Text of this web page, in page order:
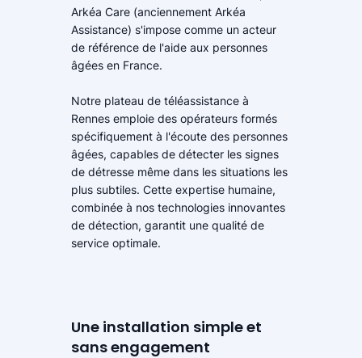
Arkéa Care (anciennement Arkéa
Assistance) s'impose comme un acteur
de référence de l'aide aux personnes
âgées en France.
Notre plateau de téléassistance à
Rennes emploie des opérateurs formés
spécifiquement à l'écoute des personnes
âgées, capables de détecter les signes
de détresse même dans les situations les
plus subtiles. Cette expertise humaine,
combinée à nos technologies innovantes
de détection, garantit une qualité de
service optimale.
Une installation simple et
sans engagement